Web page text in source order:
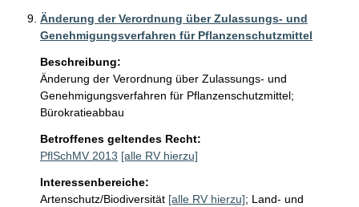
Änderung der Verordnung über Zulassungs- und
Genehmigungsverfahren für Pflanzenschutzmittel
Beschreibung:
Änderung der Verordnung über Zulassungs- und
Genehmigungsverfahren für Pflanzenschutzmittel;
Bürokratieabbau
Betroffenes geltendes Recht:
PflSchMV 2013 [alle RV hierzu]
Interessenbereiche:
Artenschutz/Biodiversität [alle RV hierzu]; Land- und